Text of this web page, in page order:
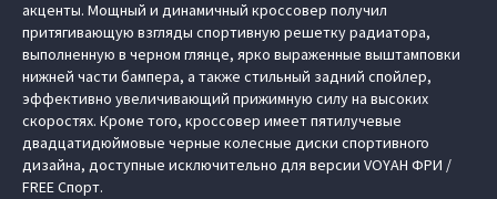
акценты. Мощный и динамичный кроссовер получил
притягивающую взгляды спортивную решетку радиатора,
выполненную в черном глянце, ярко выраженные выштамповки
нижней части бампера, а также стильный задний спойлер,
эффективно увеличивающий прижимную силу на высоких
скоростях. Кроме того, кроссовер имеет пятилучевые
двадцатидюймовые черные колесные диски спортивного
дизайна, доступные исключительно для версии VOYAH ФРИ /
FREE Спорт.